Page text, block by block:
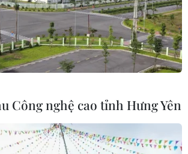
Dịch để giám
Samulnori vang
'khoe sắc' bên
Công nghệ cao tỉnh Hưng Yên